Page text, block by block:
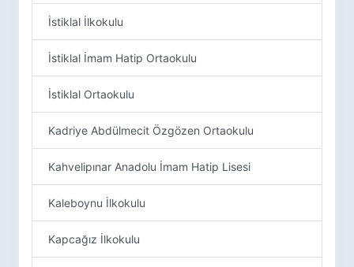
İstiklal İlkokulu
İstiklal İmam Hatip Ortaokulu
İstiklal Ortaokulu
Kadriye Abdülmecit Özgözen Ortaokulu
Kahvelipınar Anadolu İmam Hatip Lisesi
Kaleboynu İlkokulu
Kapcağız İlkokulu